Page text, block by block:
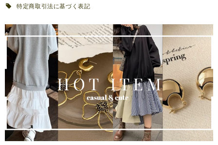
特定商取引法に基づく表記